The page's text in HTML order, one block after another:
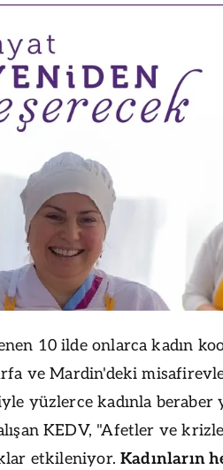
10 ilde onlarca kadın
ve Mardin'deki
yüzlerce kadınla beraber
KEDV, "Afetler ve
etkileniyor.Kadınların